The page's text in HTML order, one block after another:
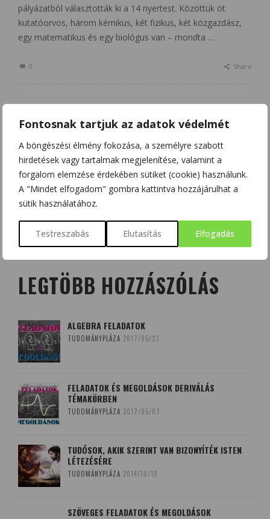
Fontosnak tartjuk az adatok védelmét
A böngészési élmény fokozása, a személyre szabott
hirdetések vagy tartalmak megjelenítése, valamint a
forgalom elemzése érdekében sütiket (cookie) használunk.
A "Mindet elfogadom" gombra kattintva hozzájárulhat a
sütik használatához.
Testreszabás Elutasítás Elfogadás
pályázatból választották ki a 14 nyertest. Közöttük öt
kutatóorvos, három kémikus, két fizikus, két közgazdász,
egy matematikus és egy biológus van – mondta …
0 Share
Search
for:
LEGTÖBB HOZZÁSZÓLÁS
ALGEBRA FELADATOK
TUDOMÁNYPLÁZA 2017/05/23
FELADATOK ÉS MEGOLDÁSOK DERIVÁLÁS
TÉMAKÖRBEN
TUDOMÁNYPLÁZA 2017/05/07
TUDÓSOK, AKIK SZERINT VAN BIZONYÍTÉK ISTEN
LÉTEZÉSÉRE
TUDOMÁNYPLÁZA 2014/10/19
SZÖVEGES FELADATOK ÉS MEGOLDÁSOK